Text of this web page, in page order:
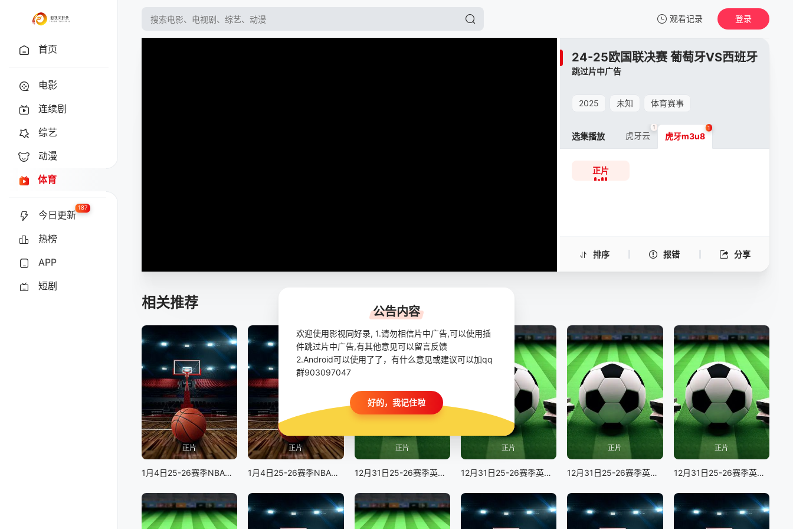
观看记录
我的观影记录
24-25欧国联决赛 葡萄牙VS西班牙
登录
首页
电影
连续剧
综艺
动漫
体育
今日更新
187
热榜
APP
短剧
24-25欧国联决赛 葡萄牙VS西班牙
跳过片中广告
2025 未知 体育赛事
排序 报错 分享
选集播放 虎牙云
1
虎牙m3u8
1
正片
相关推荐
正片
1月4日25-26赛季NBA常规赛老鹰VS猛龙
正片
1月4日25-26赛季NBA常规赛 76人VS尼克斯
正片
12月31日25-26赛季英超联赛 曼联VS狼队
正片
12月31日25-26赛季英超联赛 诺丁汉森林VS埃弗顿
正片
12月31日25-26赛季英超联赛 伯恩利VS纽卡斯尔联
正片
12月31日25-26赛季英超联赛 伯恩茅斯VS切尔西
公告内容
欢迎使用影视同好录, 1.请勿相信片中广告,可以使用插
件跳过片中广告,有其他意见可以留言反馈
2.Android可以使用了了，有什么意见或建议可以加qq
群903097047
好的，我记住啦